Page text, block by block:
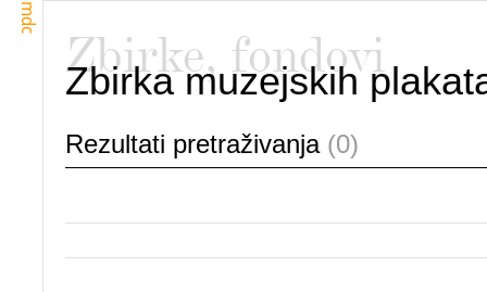
mdc
Zbirke, fondovi
Zbirka muzejskih
Rezultati pretraživanja (0)